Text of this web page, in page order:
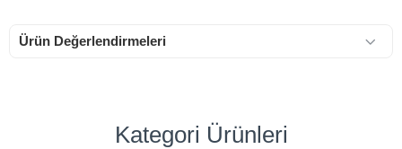
Ürün Değerlendirmeleri
Kategori Ürünleri